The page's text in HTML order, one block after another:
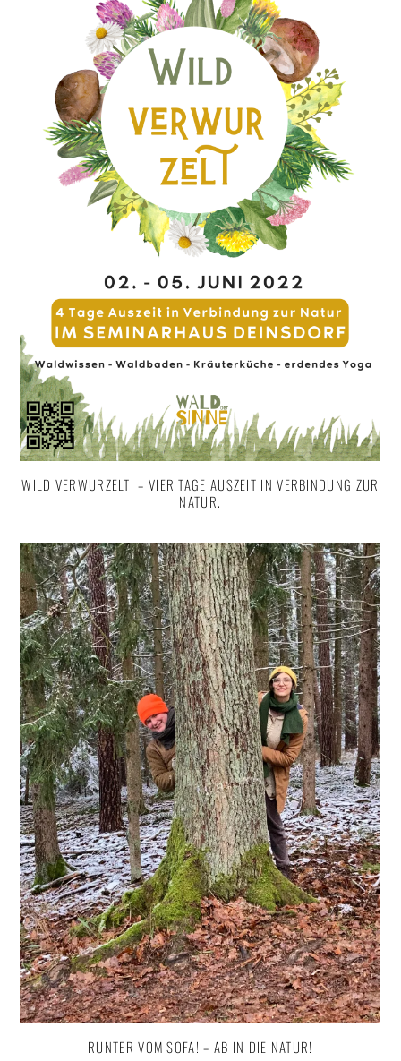
WILD VERWURZELT! – VIER TAGE AUSZEIT IN VERBINDUNG ZUR
NATUR.
RUNTER VOM SOFA! – AB IN DIE NATUR!